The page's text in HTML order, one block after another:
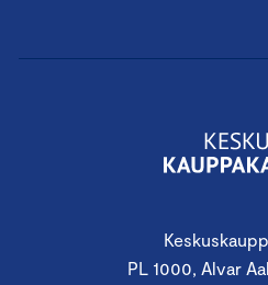
PL 1000, Alvar